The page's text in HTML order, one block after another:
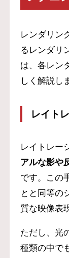
レンダリン
るレンダリ
は、各レン
しく解説し
レイト
レイトレー
アルな影や
です。この
とと同等の
質な映像表
ただし、光
種類の中で